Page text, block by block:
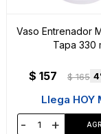
Vaso Entrenador
Tapa 330
$ 157 $ 165 4
Llega HOY
- +